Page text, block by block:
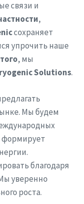
связи и
,
сохраняет
упрочить наше
, мы
Solutions.
Мы будем
формирует
благодаря
уверенно
роста.